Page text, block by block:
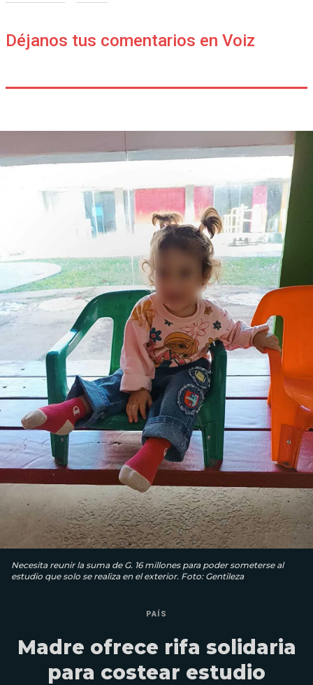
Déjanos tus comentarios en Voiz
Necesita reunir la suma de G. 16 millones para poder someterse al
estudio que solo se realiza en el exterior. Foto: Gentileza
PAÍS
Madre ofrece rifa solidaria
para costear estudio